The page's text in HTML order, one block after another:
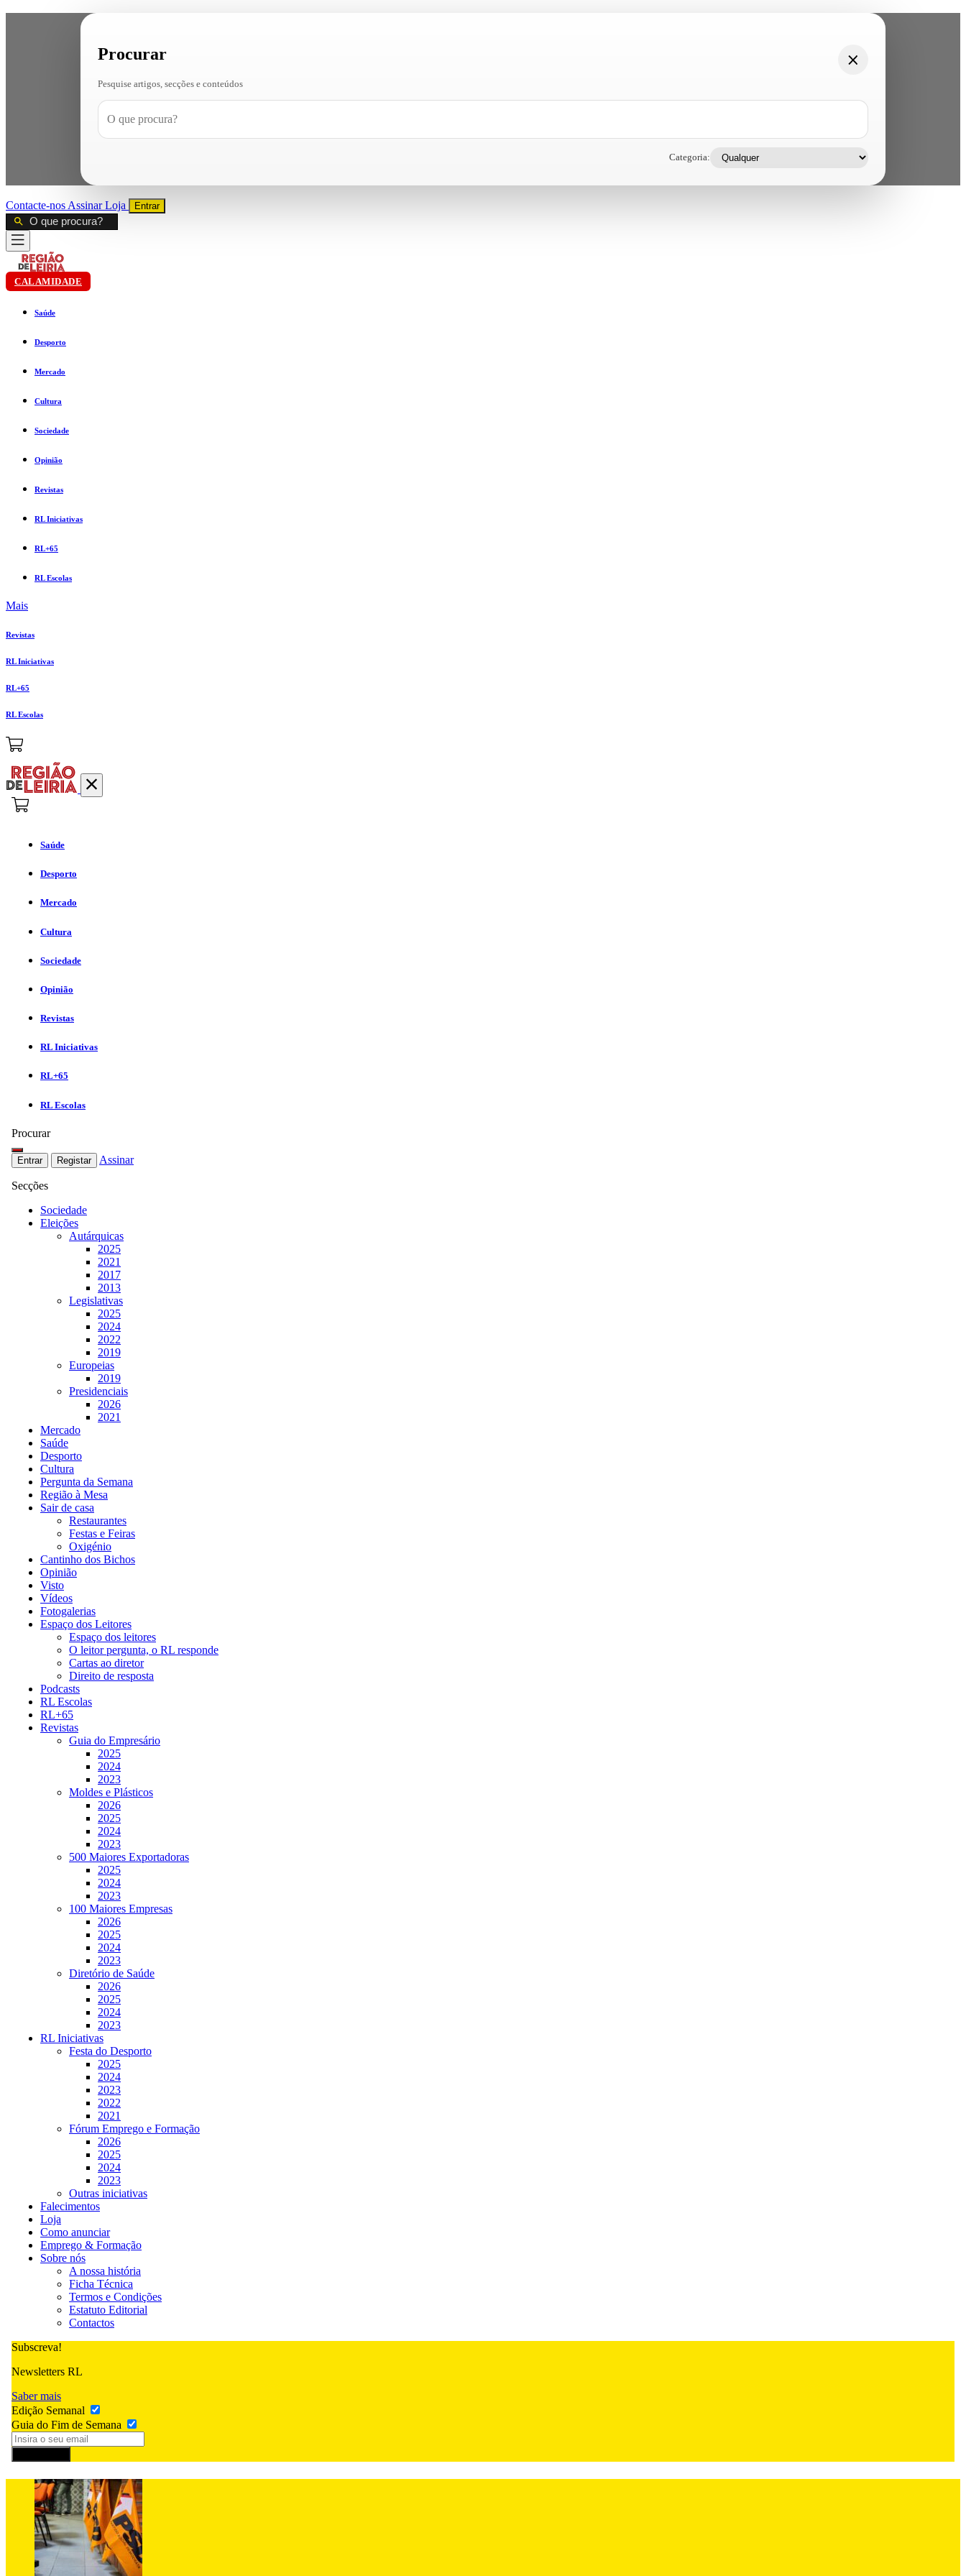
Procurar
Pesquise artigos, secções e conteúdos
Categoria:
Contacte-nos AssinarLoja Entrar
CALAMIDADE
Saúde
Desporto
Mercado
Cultura
Sociedade
Opinião
Revistas
RL Iniciativas
RL+65
RL Escolas
Mais
Revistas
RL Iniciativas
RL+65
RL Escolas
Saúde
Desporto
Mercado
Cultura
Sociedade
Opinião
Revistas
RL Iniciativas
RL+65
RL Escolas
Procurar
Entrar Registar Assinar
Secções
Sociedade
Eleições
Autárquicas
2025
2021
2017
2013
Legislativas
2025
2024
2022
2019
Europeias
2019
Presidenciais
2026
2021
Mercado
Saúde
Desporto
Cultura
Pergunta da Semana
Região à Mesa
Sair de casa
Restaurantes
Festas e Feiras
Oxigénio
Cantinho dos Bichos
Opinião
Visto
Vídeos
Fotogalerias
Espaço dos Leitores
Espaço dos leitores
O leitor pergunta, o RL responde
Cartas ao diretor
Direito de resposta
Podcasts
RL Escolas
RL+65
Revistas
Guia do Empresário
2025
2024
2023
Moldes e Plásticos
2026
2025
2024
2023
500 Maiores Exportadoras
2025
2024
2023
100 Maiores Empresas
2026
2025
2024
2023
Diretório de Saúde
2026
2025
2024
2023
RL Iniciativas
Festa do Desporto
2025
2024
2023
2022
2021
Fórum Emprego e Formação
2026
2025
2024
2023
Outras iniciativas
Falecimentos
Loja
Como anunciar
Emprego & Formação
Sobre nós
A nossa história
Ficha Técnica
Termos e Condições
Estatuto Editorial
Contactos
Subscreva!
Newsletters RL
Saber mais
Edição Semanal
Guia do Fim de Semana